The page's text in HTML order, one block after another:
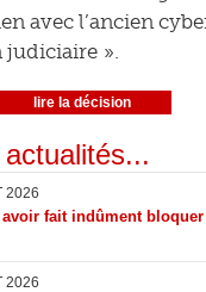
avec l’ancien
».
lire la décision
2026
avoir fait indûment
2026